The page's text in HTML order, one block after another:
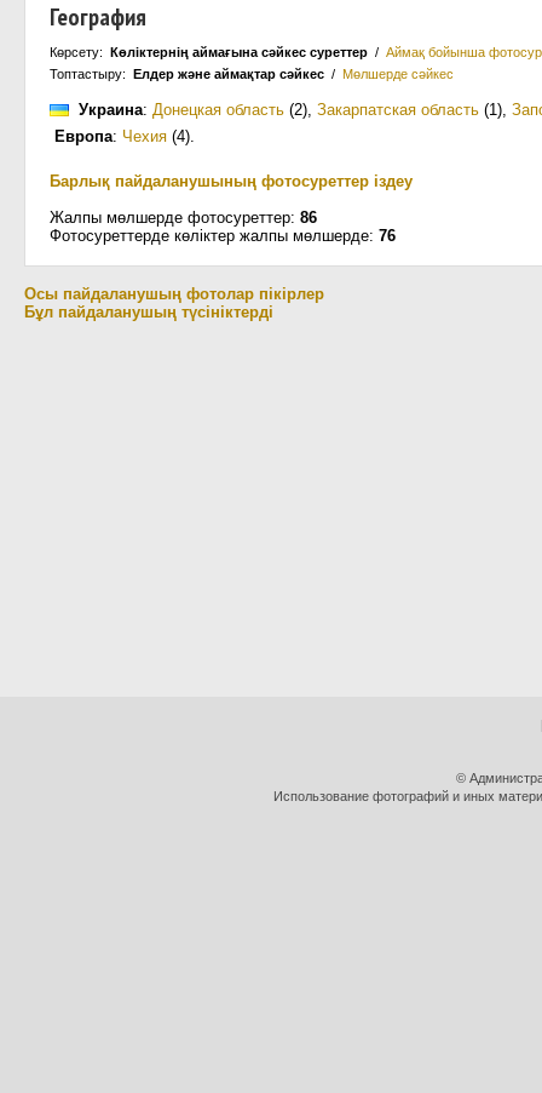
География
Көрсету: Көліктернің аймағына сәйкес суреттер / Аймақ бойынша
Топтастыру: Елдер және аймақтар сәйкес / Мөлшерде сәйкес
Украина: Донецкая область (2), Закарпатская область (1),
Европа: Чехия (4).
Барлық пайдаланушының фотосуреттер іздеу
Жалпы мөлшерде фотосуреттер: 86
Фотосуреттерде көліктер жалпы мөлшерде: 76
Осы пайдаланушың фотолар пікірлер
Бұл пайдаланушың түсініктерді
©
Использование фотографий и иных